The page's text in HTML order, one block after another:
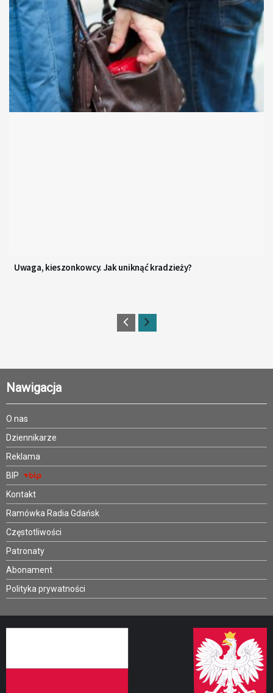
Uwaga, kieszonkowcy. Jak uniknąć kradzieży?
Nawigacja
O nas
Dziennikarze
Reklama
BIP
Kontakt
Ramówka Radia Gdańsk
Częstotliwości
Patronaty
Abonament
Polityka prywatności